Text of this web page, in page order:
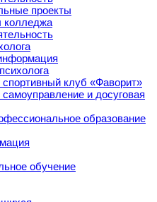
проекты
колледжа
клуб «Фаворит»
и досуговая
образование
обучение